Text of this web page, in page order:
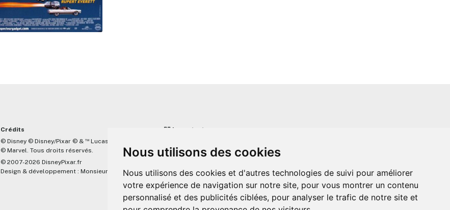
Nous utilisons des cookies
Nous utilisons des cookies et d'autres technologies de suivi pour améliorer
votre expérience de navigation sur notre site, pour vous montrer un contenu
personnalisé et des publicités ciblées, pour analyser le trafic de notre site et
Crédits
© Disney © Disney/Pixar © & ™ Lucasfilm LTD
© Marvel. Tous droits réservés.
© 2007-2026 DisneyPixar.fr
Design & développement : MonsieurPaul
☝🏼 Important
lié de quelque manière que ce soit avec The Walt Disney
associés. Toute demande adressée aux studios Disney ou
Pixar sera ignorée. Merci de votre compréhension.